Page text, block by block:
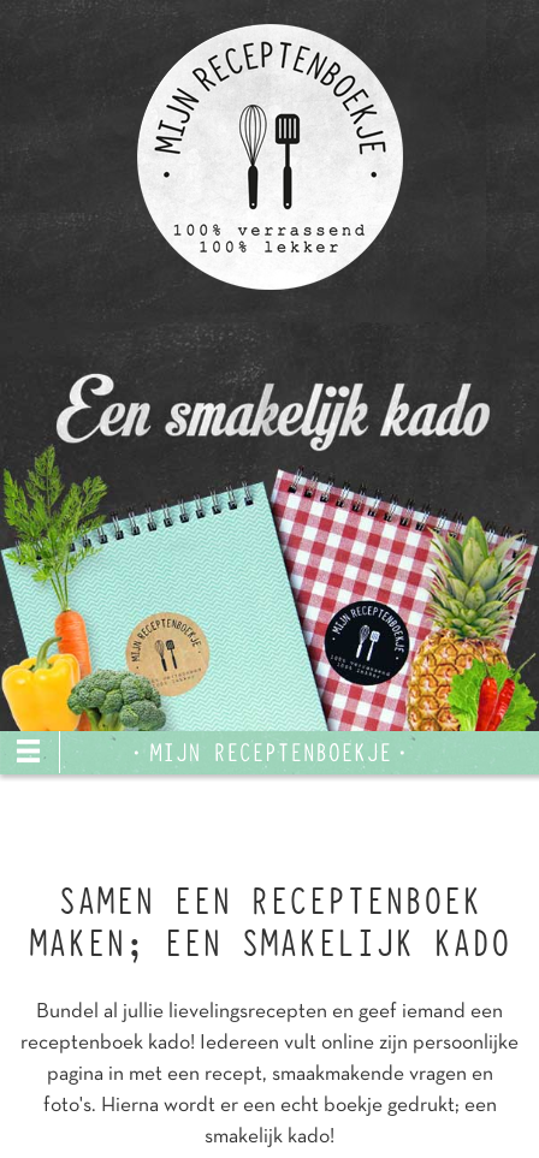
SAMEN EEN RECEPTENBOEK
MAKEN; EEN SMAKELIJK KADO
Bundel al jullie lievelingsrecepten en geef iemand een
receptenboek kado! Iedereen vult online zijn persoonlijke
pagina in met een recept, smaakmakende vragen en
foto's. Hierna wordt er een echt boekje gedrukt; een
smakelijk kado!